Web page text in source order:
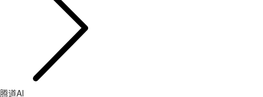
腾道AI